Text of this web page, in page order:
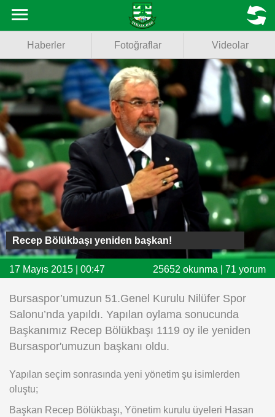
Fotoğraflar
Videolar
Basketbol
Voleybol
Puan Durumu
Fikstür
Facebook
Twitter
Instagram
Android
MENU
Haberler Fotoğraflar Videolar
Recep Bölükbaşı yeniden başkan!
17 Mayıs 2015 | 00:47 25652 okunma | 71 yorum
Bursaspor’umuzun 51.Genel Kurulu Nilüfer Spor
Salonu’nda yapıldı. Yapılan oylama sonucunda
Başkanımız Recep Bölükbaşı 1119 oy ile yeniden
Bursaspor'umuzun başkanı oldu.
Yapılan seçim sonrasında yeni yönetim şu isimlerden
oluştu;
Başkan Recep Bölükbaşı, Yönetim kurulu üyeleri Hasan